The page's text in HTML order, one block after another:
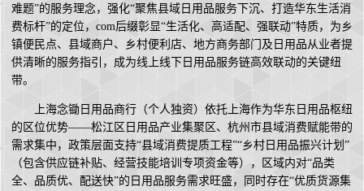
难题”的服务理念，强化“聚焦县域日用品服务下沉、打造华东生活消
费标杆”的定位，com后缀彰显“生活化、高适配、强联动”特质，为乡
镇便民点、县域商户、乡村便利店、地方商务部门及日用品从业者提
供清晰的服务指引，成为线上线下日用品服务链高效联动的关键纽
带。
上海念锄日用品商行（个人独资）依托上海作为华东日用品枢纽
的区位优势——松江区日用品产业集聚区、杭州市县域消费赋能带的
需求集中，政策层面支持“县域消费提质工程”“乡村日用品振兴计划”
（包含供应链补贴、经营技能培训专项资金等），区域内对“品类
全、品质优、配送快”的日用品服务需求旺盛，同时存在“优质货源集